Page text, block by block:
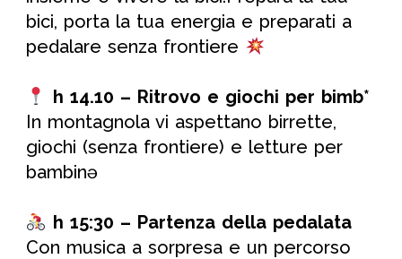
bici, porta la tua energia e preparati a
pedalare senza frontiere
h 14.10 – Ritrovo e giochi per bimb*
In montagnola vi aspettano birrette,
giochi (senza frontiere) e letture per
bambinə
h 15:30 – Partenza della pedalata
Con musica a sorpresa e un percorso